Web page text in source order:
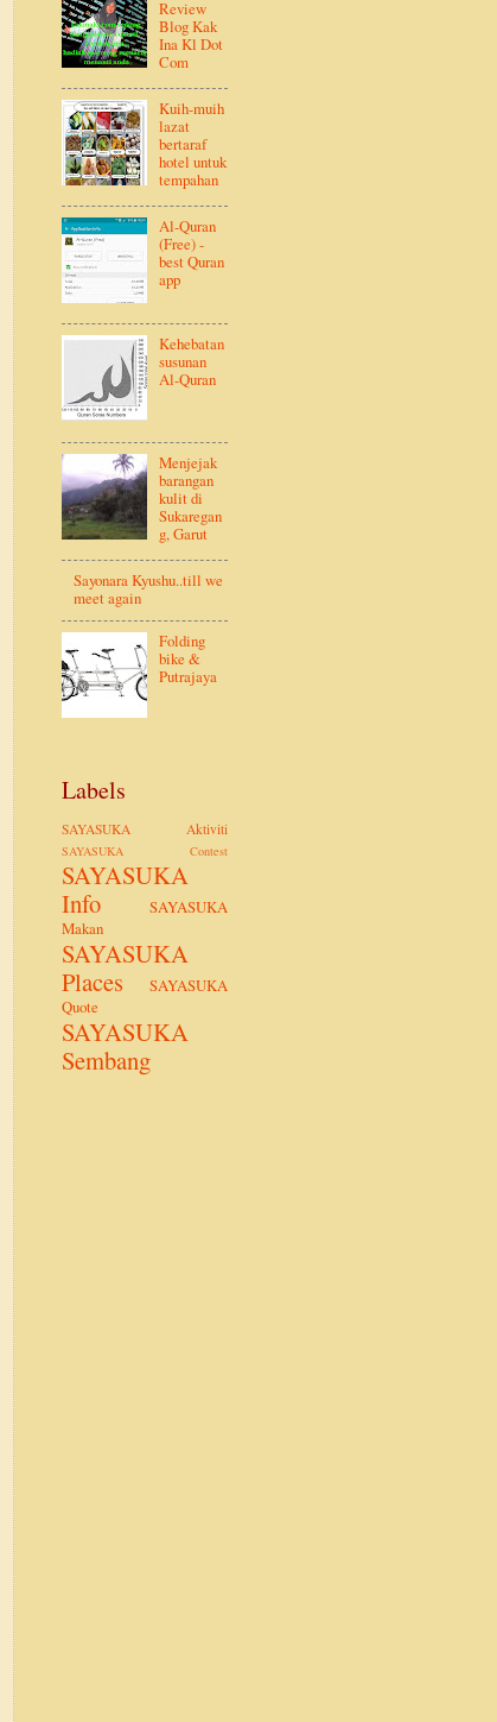
Review
Blog Kak
Ina Kl Dot
Com
Kuih-muih
lazat
bertaraf
hotel untuk
tempahan
Al-Quran
(Free) -
best Quran
app
Kehebatan
susunan
Al-Quran
Menjejak
barangan
kulit di
Sukaregan
g, Garut
Sayonara Kyushu..till we
meet again
Folding
bike &
Putrajaya
Labels
SAYASUKA Aktiviti
SAYASUKA Contest
SAYASUKA
Info
SAYASUKA
Makan
SAYASUKA
Places
SAYASUKA
Quote
SAYASUKA
Sembang